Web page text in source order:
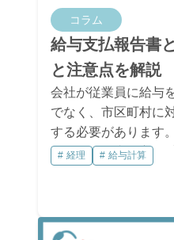
コラム
給与支払報告書
と注意点を解説
会社が従業員に給与
でなく、市区町村に
する必要があります
要や種類、書き方、
経理 給与計算